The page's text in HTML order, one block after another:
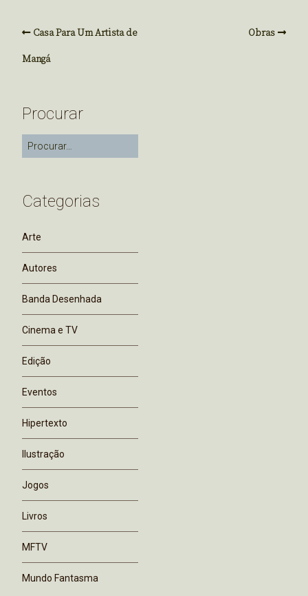
Casa Para Um Artista de
Mangá
Obras
Procurar
Categorias
Arte
Autores
Banda Desenhada
Cinema e TV
Edição
Eventos
Hipertexto
Ilustração
Jogos
Livros
MFTV
Mundo Fantasma